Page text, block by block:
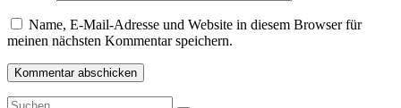
Name, E-Mail-Adresse und Website in diesem Browser für
meinen nächsten Kommentar speichern.